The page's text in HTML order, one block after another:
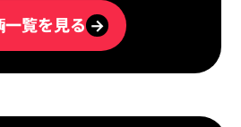
一覧を見る →